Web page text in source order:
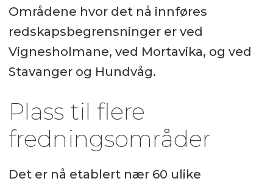
Områdene hvor det nå innføres
redskapsbegrensninger er ved
Vignesholmane, ved Mortavika, og ved
Stavanger og Hundvåg.
Plass til flere
fredningsområder
Det er nå etablert nær 60 ulike